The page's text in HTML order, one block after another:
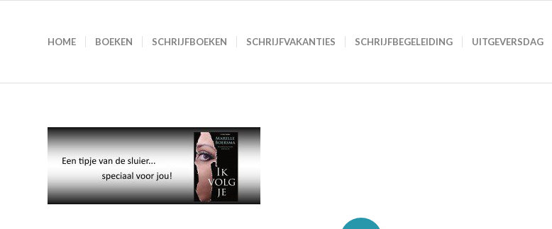
HOME BOEKEN SCHRIJFBOEKEN SCHRIJFVAKANTIES SCHRIJFBEGELEIDING UITGEVERSDAG